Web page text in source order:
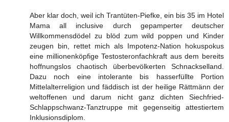
Aber klar doch, weil ich Trantüten-Piefke, ein bis 35 im Hotel
Mama all inclusive durch gepamperter deutscher
Willkommensdödel zu blöd zum wild poppen und Kinder
zeugen bin, rettet mich als Impotenz-Nation hokuspokus
eine millionenköpfige Testosteronfachkraft aus dem bereits
hoffnungslos chaotisch überbevölkerten Schnackselland.
Dazu noch eine intolerante bis hasserfüllte Portion
Mittelalterreligion und fäddisch ist der heilige Rättmänn der
weltoffenen und darum nicht ganz dichten Siechfried-
Schlappschwanz-Tanztruppe mit gegenseitig attestiertem
Inklusionsdiplom.